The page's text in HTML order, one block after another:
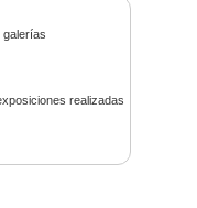
galerías
realizadas